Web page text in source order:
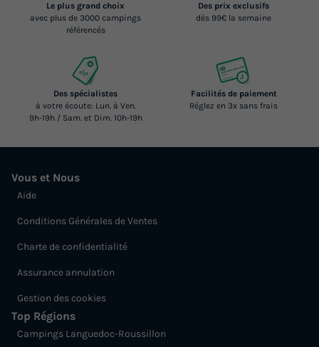
Le plus grand choix
avec plus de 3000 campings
référencés
Des prix exclusifs
dès 99€ la semaine
Des spécialistes
à votre écoute: Lun. à Ven.
9h-19h / Sam. et Dim. 10h-19h
Facilités de paiement
Réglez en 3x sans frais
Vous et Nous
Aide
Conditions Générales de Ventes
Charte de confidentialité
Assurance annulation
Gestion des cookies
Top Régions
Campings Languedoc-Roussillon